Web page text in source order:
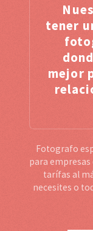
tener
mejor
Fotografo
para
tarífas al
necesites o